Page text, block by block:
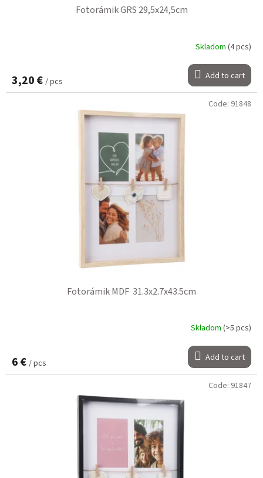
Fotorámik GRS 29,5x24,5cm
Skladom (4 pcs)
3,20 € / pcs Add to cart
Fotorámik MDF 31.3x2.7x43.5cm
Skladom (>5 pcs)
6 € / pcs Add to cart
Code: 91848
Code: 91847